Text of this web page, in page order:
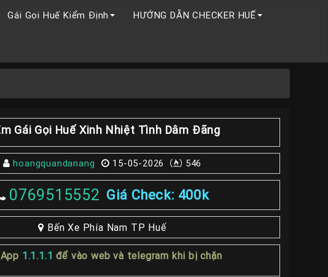
Gái Gọi Huế Kiểm Định HƯỚNG DẪN CHECKER HUẾ
Gái Gọi Huế Xinh Nhiệt Tình Dâm Đãng
hoangquandanang 15-05-2026 546
0769515552 Giá Check: 400k
Bến Xe Phía Nam TP Huế
1.1.1.1 để vào web và telegram khi bị chặn